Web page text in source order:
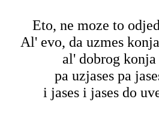
Eto, ne moze to
Al' evo, da uzmes
al' dobrog konja
pa uzjases pa
i jases i jases do